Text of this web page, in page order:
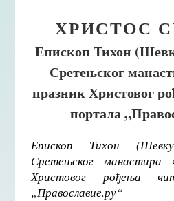
ХРИСТОС
Епископ Тихон
Сретењског
празник Христовог
портала
Епископ Тихон
Сретењског манастира
Христовог рођења
„Православие.ру“